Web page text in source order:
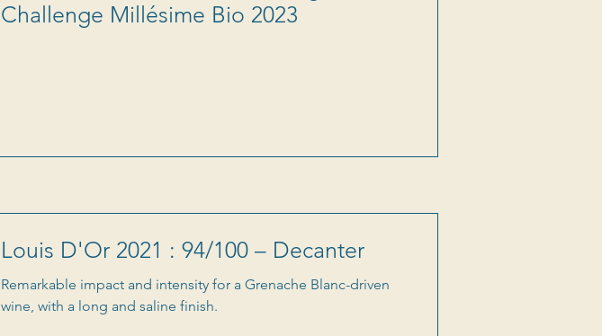
Challenge Millésime Bio 2023
Louis D'Or 2021 : 94/100 – Decanter
Remarkable impact and intensity for a Grenache Blanc-driven
wine, with a long and saline finish.